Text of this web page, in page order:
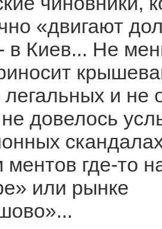
«двигают
в Киев... Не
и не
не довелось
ментов где-то
или рынке